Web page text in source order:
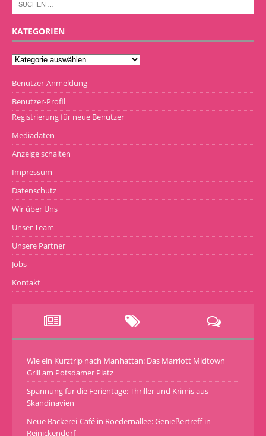
KATEGORIEN
Benutzer-Anmeldung
Benutzer-Profil
Registrierung für neue Benutzer
Mediadaten
Anzeige schalten
Impressum
Datenschutz
Wir über Uns
Unser Team
Unsere Partner
Jobs
Kontakt
Wie ein Kurztrip nach Manhattan: Das Marriott Midtown
Grill am Potsdamer Platz
Spannung für die Ferientage: Thriller und Krimis aus
Skandinavien
Neue Bäckerei-Café in Roedernallee: Genießertreff in
Reinickendorf